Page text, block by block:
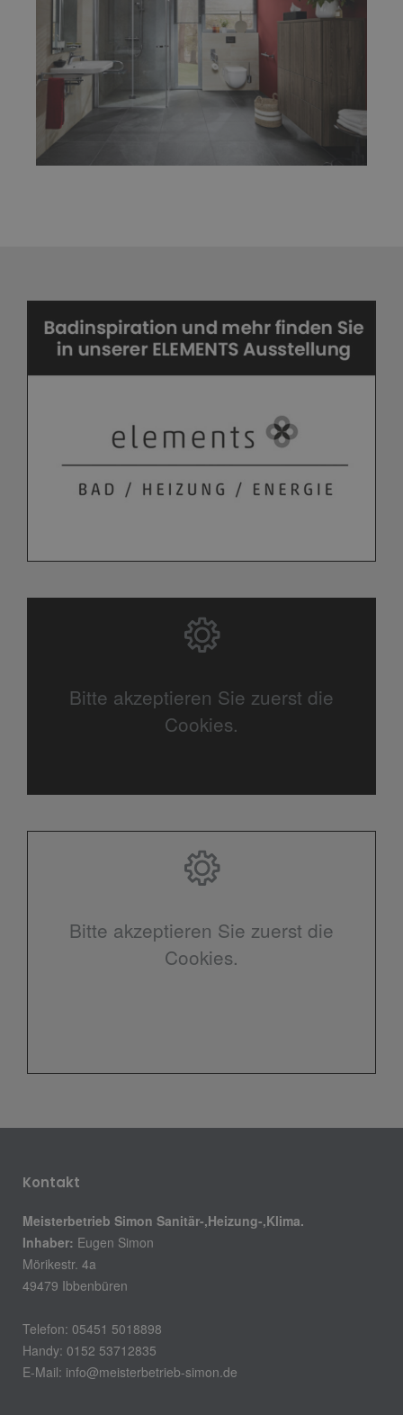
Bitte akzeptieren Sie zuerst die
Cookies.
Bitte akzeptieren Sie zuerst die
Cookies.
Kontakt
Meisterbetrieb Simon Sanitär-,Heizung-,Klima.
Inhaber: Eugen Simon
Mörikestr. 4a
49479 Ibbenbüren
Telefon: 05451 5018898
Handy: 0152 53712835
E-Mail: info@meisterbetrieb-simon.de